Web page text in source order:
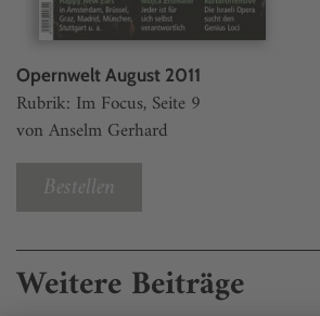
Opernwelt August 2011
Rubrik: Im Focus, Seite 9
von Anselm Gerhard
Bestellen
Weitere Beiträge